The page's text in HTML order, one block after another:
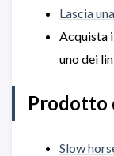
Lascia
Acquista
uno dei
Prodotto
Slow